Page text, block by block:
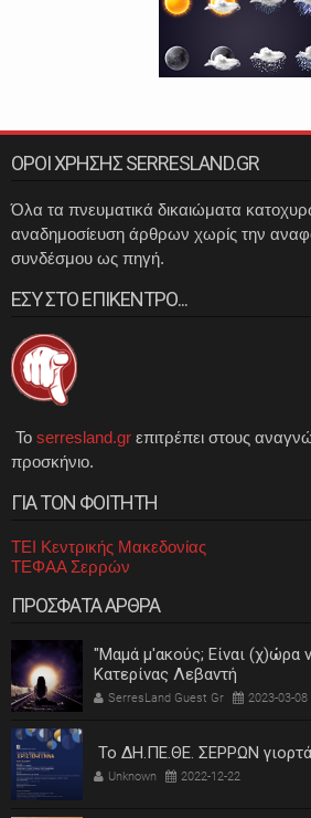
ΟΡΟΙ ΧΡΗΣΗΣ SERRESLAND.GR
Όλα τα πνευματικά δικαιώματα
αναδημοσίευση άρθρων χωρίς την
συνδέσμου ως πηγή.
ΕΣΥ ΣΤΟ ΕΠΙΚΕΝΤΡΟ...
Το serresland.gr επιτρέπει στους
προσκήνιο.
ΓΙΑ ΤΟΝ ΦΟΙΤΗΤΗ
ΤΕΙ Κεντρικής Μακεδονίας
ΤΕΦΑΑ Σερρών
ΠΡΟΣΦΑΤΑ ΑΡΘΡΑ
"Μαμά μ'ακούς; Είναι (χ)ώρα
Κατερίνας Λεβαντή
SerresLand Guest Gr 2023-03-08
Το ΔΗ.ΠΕ.ΘΕ. ΣΕΡΡΩΝ
Unknown 2022-12-22